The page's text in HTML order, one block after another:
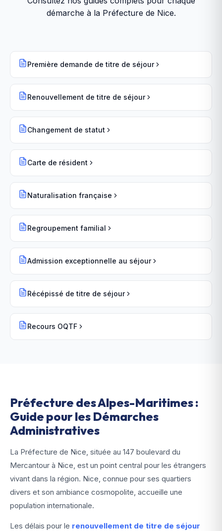
démarche à la Préfecture de Nice.
Première demande de titre de séjour
Renouvellement de titre de séjour
Changement de statut
Carte de résident
Naturalisation française
Regroupement familial
Admission exceptionnelle au séjour
Récépissé de titre de séjour
Recours OQTF
Préfecture des Alpes-Maritimes :
Guide pour les Démarches
Administratives
La Préfecture de Nice, située au 147 boulevard du
Mercantour à Nice, est un point central pour les étrangers
vivant dans la région. Nice, connue pour ses quartiers
divers et son ambiance cosmopolite, accueille une
population internationale.
Les délais pour le renouvellement de titre de séjour